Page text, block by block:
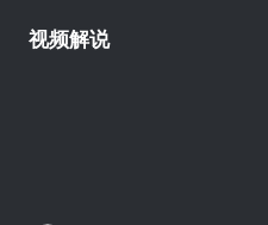
视频解说